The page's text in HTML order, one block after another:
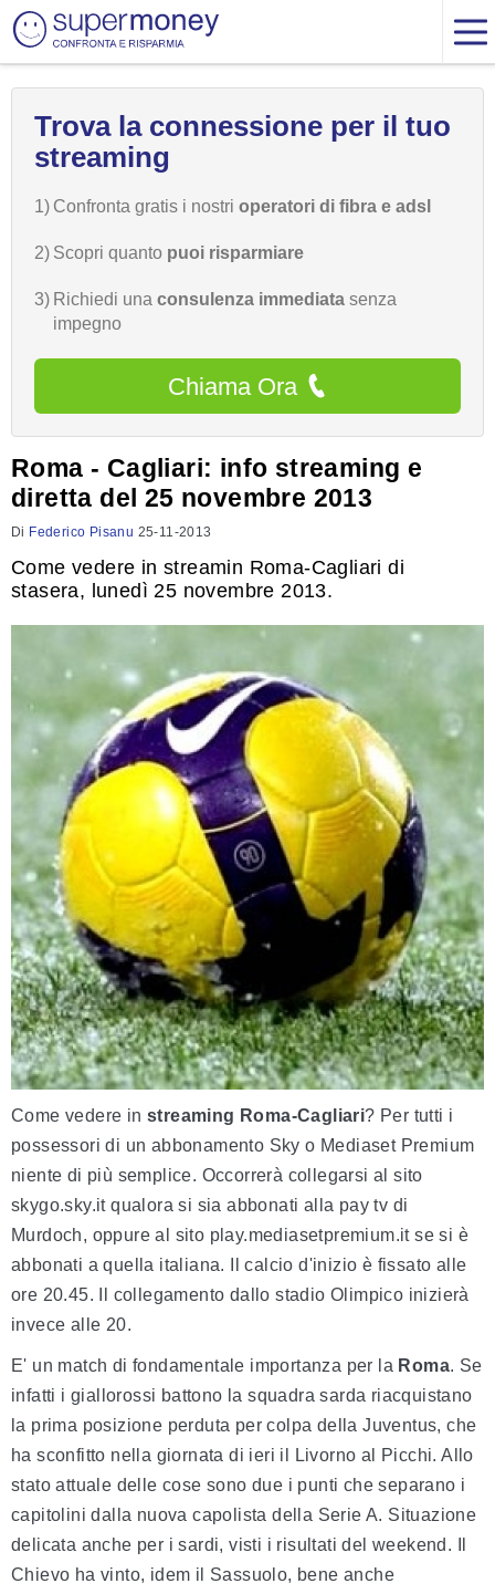
Trova la connessione per il tuo
streaming
1) Confronta gratis i nostri operatori di fibra e adsl
2) Scopri quanto puoi risparmiare
3) Richiedi una consulenza immediata senza
impegno
Chiama Ora
Roma - Cagliari: info streaming e
diretta del 25 novembre 2013
Di Federico Pisanu 25-11-2013
Come vedere in streamin Roma-Cagliari di
stasera, lunedì 25 novembre 2013.
Come vedere in streaming Roma-Cagliari? Per tutti i
possessori di un abbonamento Sky o Mediaset Premium
niente di più semplice. Occorrerà collegarsi al sito
skygo.sky.it qualora si sia abbonati alla pay tv di
Murdoch, oppure al sito play.mediasetpremium.it se si è
abbonati a quella italiana. Il calcio d'inizio è fissato alle
ore 20.45. Il collegamento dallo stadio Olimpico inizierà
invece alle 20.
E' un match di fondamentale importanza per la Roma. Se
infatti i giallorossi battono la squadra sarda riacquistano
la prima posizione perduta per colpa della Juventus, che
ha sconfitto nella giornata di ieri il Livorno al Picchi. Allo
stato attuale delle cose sono due i punti che separano i
capitolini dalla nuova capolista della Serie A. Situazione
delicata anche per i sardi, visti i risultati del weekend. Il
Chievo ha vinto, idem il Sassuolo, bene anche